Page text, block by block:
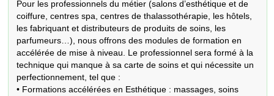
Pour les professionnels du métier (salons d’esthétique et de
coiffure, centres spa, centres de thalassothérapie, les hôtels,
les fabriquant et distributeurs de produits de soins, les
parfumeurs…), nous offrons des modules de formation en
accélérée de mise à niveau. Le professionnel sera formé à la
technique qui manque à sa carte de soins et qui nécessite un
perfectionnement, tel que :
• Formations accélérées en Esthétique : massages, soins